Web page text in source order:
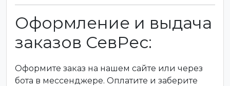
Оформление и выдача
заказов СевРес:
Оформите заказ на нашем сайте или через
бота в мессенджере. Оплатите и заберите